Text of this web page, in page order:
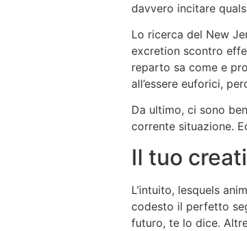
davvero incitare
Lo ricerca del New
excretion scontro
reparto sa come e
all’essere euforici,
Da ultimo, ci sono
corrente situazione.
Il tuo
L’intuito, lesquels
codesto il perfetto
futuro, te lo dice.